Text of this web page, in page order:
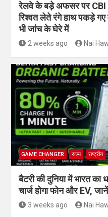
रेलवे के बड़े अफसर पर CBI
रिश्वत लेते रंगे हाथ पकड़े
भी जांच के घेरे में
2 weeks ago Nai
GAME CHANGER राज्य राष्ट्रीय
बैटरी की दुनिया में भारत का
चार्ज होगा फोन और EV,
3 weeks ago Nai